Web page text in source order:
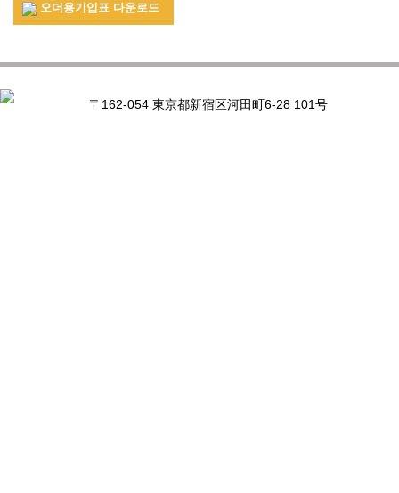
오더용기입표 다운로드
〒162-054 東京都新宿区河田町6-28 101号